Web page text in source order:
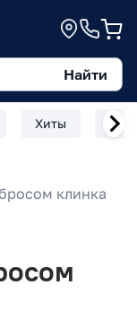
Найти
Хиты
клинка